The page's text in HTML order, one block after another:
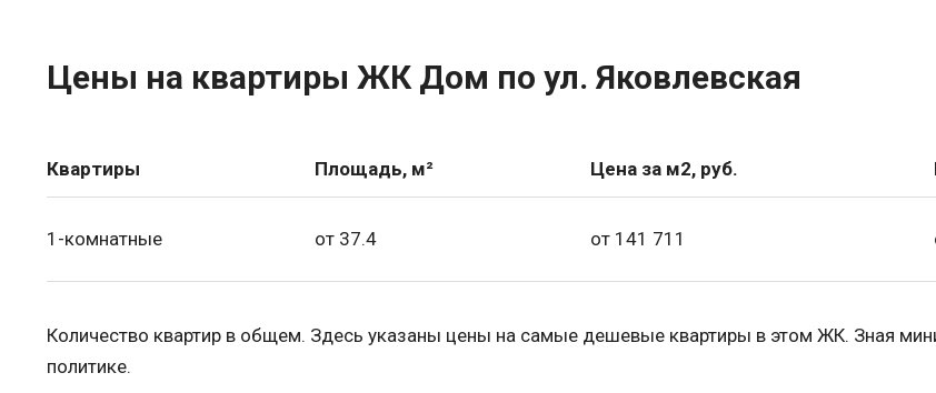
Цены на квартиры ЖК Дом по ул. Яковлевская
Квартиры Площадь, м² Цена за м2, руб.
1-комнатные от 37.4 от 141 711
Количество квартир в общем. Здесь указаны цены на самые дешевые квартиры в этом ЖК. Зная
политике.